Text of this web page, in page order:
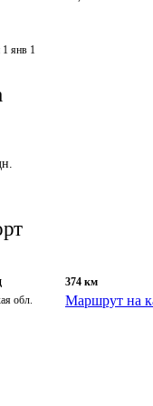
1 янв 1
обл.
374 км
Маршрут на